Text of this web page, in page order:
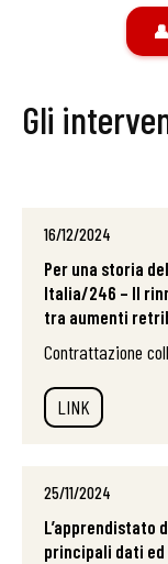
Gli
16/12/2024
Per una storia
Italia/246 – Il
tra aumenti
Contrattazione
LINK
25/11/2024
L’apprendistato
principali dati ed